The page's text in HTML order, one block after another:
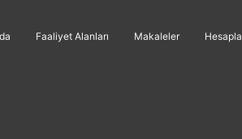
Faaliyet Alanları Makaleler